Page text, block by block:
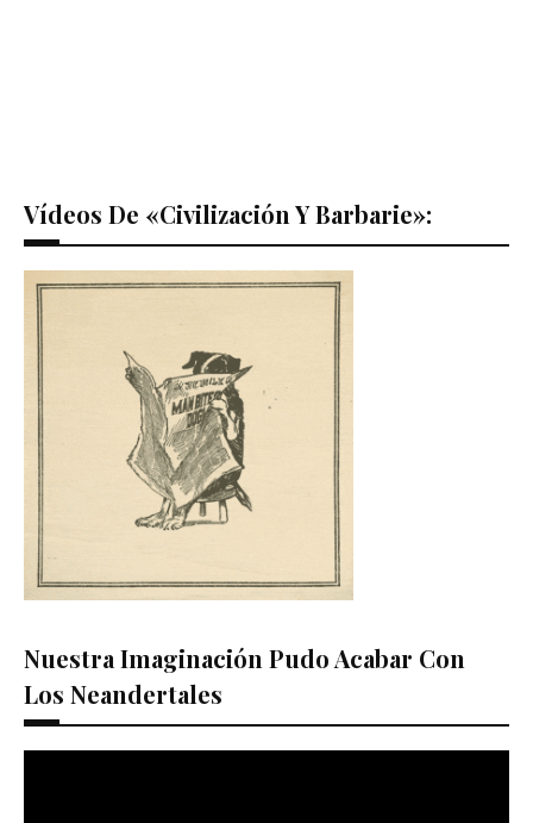
Vídeos De «Civilización Y Barbarie»:
Nuestra Imaginación Pudo Acabar Con
Los Neandertales